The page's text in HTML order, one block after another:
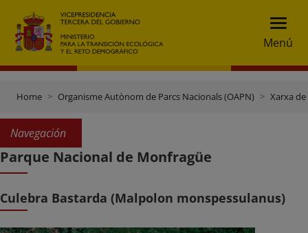
Menú
Home Organisme Autònom de Parcs Nacionals (OAPN) Xarxa
Navegación
Parque Nacional de Monfragüe
Culebra Bastarda (Malpolon monspessulanus)